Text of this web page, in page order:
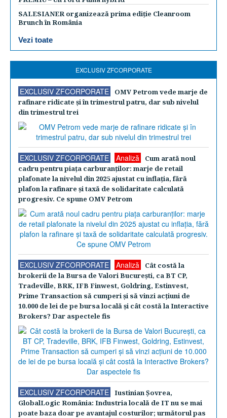
SALESIANER organizează prima ediție Cleanroom
Brunch în România
Vezi toate
EXCLUSIV ZFCORPORATE
EXCLUSIV ZFCORPORATE
OMV Petrom vede marje de
rafinare ridicate şi în trimestrul patru, dar sub nivelul
din trimestrul trei
EXCLUSIV ZFCORPORATE Analiză
Cum arată noul
cadru pentru piaţa carburanţilor: marje de retail
plafonate la nivelul din 2025 ajustat cu inflaţia, fără
plafon la rafinare şi taxă de solidaritate calculată
progresiv. Ce spune OMV Petrom
EXCLUSIV ZFCORPORATE Analiză
Cât costă la
brokerii de la Bursa de Valori Bucureşti, ca BT CP,
Tradeville, BRK, IFB Finwest, Goldring, Estinvest,
Prime Transaction să cumperi şi să vinzi acţiuni de
10.000 de lei de pe bursa locală şi cât costă la Interactive
Brokers? Dar aspectele fis
EXCLUSIV ZFCORPORATE
Iustinian Şovrea,
GlobalLogic România: Industria locală de IT nu se mai
poate baza doar pe avantajul costurilor; următorul pas